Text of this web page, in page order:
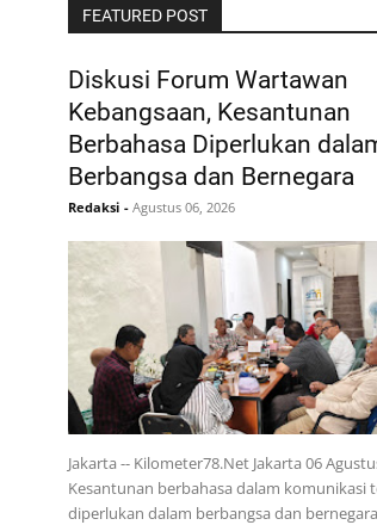
FEATURED POST
Diskusi Forum Wartawan
Kebangsaan, Kesantunan
Berbahasa Diperlukan
Berbangsa dan Bernegara
Redaksi - Agustus 06, 2026
Jakarta -- Kilometer78.Net Jakarta 06
Kesantunan berbahasa dalam komunikasi
diperlukan dalam berbangsa dan